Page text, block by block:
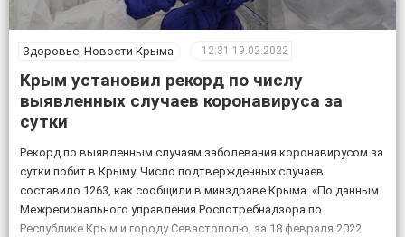
Здоровье Новости Крыма 12:31 19.02.2022
Крым установил рекорд по числу
выявленных случаев коронавируса за
сутки
Рекорд по выявленным случаям заболевания коронавирусом за
сутки побит в Крыму. Число подтвержденных случаев
составило 1263, как сообщили в минздраве Крыма. «По данным
Межрегионального управления Роспотребнадзора по
Республике Крым и городу Севастополю, за 18 февраля 2022